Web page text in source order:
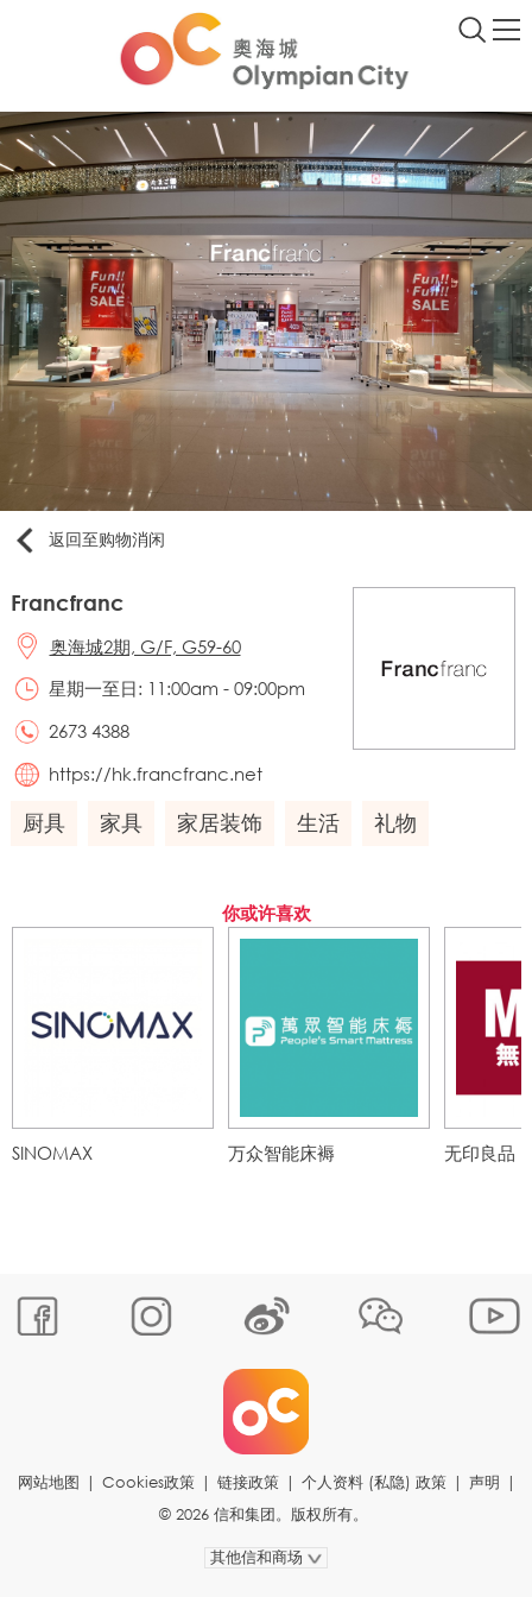
返回至购物消闲
Francfranc
奥海城2期, G/F, G59-60
星期一至日: 11:00am - 09:00pm
2673 4388
https://hk.francfranc.net
厨具 家具 家居装饰 生活 礼物
你或许喜欢
SINOMAX 万众智能床褥 无印良品
网站地图 Cookies政策 链接政策 个人资料 (私隐) 政策 声明
© 2026 信和集团。版权所有。
其他信和商场